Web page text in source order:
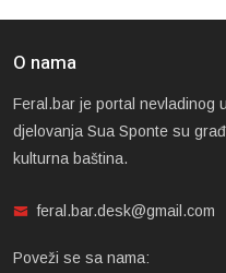
O nama
Feral.bar je portal nevladinog
djelovanja Sua Sponte su
kulturna baština.
feral.bar.desk@gmail.com
Poveži se sa nama: